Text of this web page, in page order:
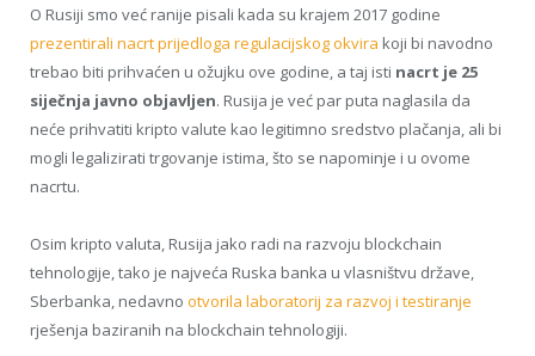
O Rusiji smo već ranije pisali kada su krajem 2017 godine
prezentirali nacrt prijedloga regulacijskog okvira koji bi navodno
trebao biti prihvaćen u ožujku ove godine, a taj isti nacrt je 25
siječnja javno objavljen. Rusija je već par puta naglasila da
neće prihvatiti kripto valute kao legitimno sredstvo plačanja, ali bi
mogli legalizirati trgovanje istima, što se napominje i u ovome
nacrtu.
Osim kripto valuta, Rusija jako radi na razvoju blockchain
tehnologije, tako je najveća Ruska banka u vlasništvu države,
Sberbanka, nedavno otvorila laboratorij za razvoj i testiranje
rješenja baziranih na blockchain tehnologiji.